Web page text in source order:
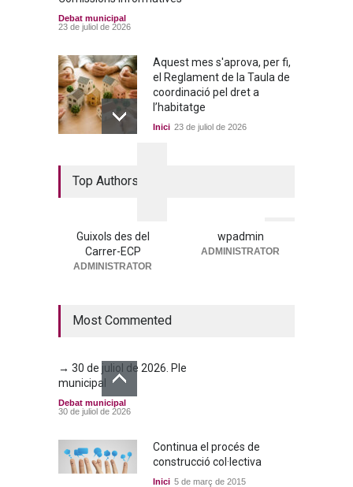
Debat municipal
23 de juliol de 2026
Aquest mes s'aprova, per fi,
el Reglament de la Taula de
coordinació pel dret a
l’habitatge
Inici 23 de juliol de 2026
→ 25 de juny de 2026. Ple
Top Authors
Guixols des del
Carrer-ECP
ADMINISTRATOR
wpadmin
ADMINISTRATOR
Most Commented
→ 30 de juliol de 2026. Ple
municipal
Debat municipal
30 de juliol de 2026
Continua el procés de
construcció col·lectiva
Inici 5 de març de 2015